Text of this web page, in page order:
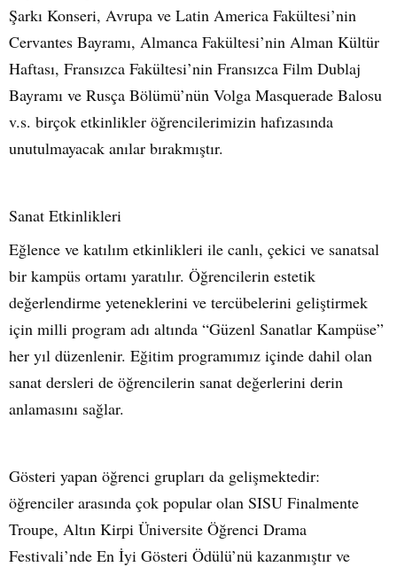
Şarkı Konseri, Avrupa ve Latin America Fakültesi’nin
Cervantes Bayramı, Almanca Fakültesi’nin Alman Kültür
Haftası, Fransızca Fakültesi’nin Fransızca Film Dublaj
Bayramı ve Rusça Bölümü’nün Volga Masquerade Balosu
v.s. birçok etkinlikler öğrencilerimizin hafızasında
unutulmayacak anılar bırakmıştır.
Sanat Etkinlikleri
Eğlence ve katılım etkinlikleri ile canlı, çekici ve sanatsal
bir kampüs ortamı yaratılır. Öğrencilerin estetik
değerlendirme yeteneklerini ve tercübelerini geliştirmek
için milli program adı altında “Güzenl Sanatlar Kampüse”
her yıl düzenlenir. Eğitim programımız içinde dahil olan
sanat dersleri de öğrencilerin sanat değerlerini derin
anlamasını sağlar.
Gösteri yapan öğrenci grupları da gelişmektedir:
öğrenciler arasında çok popular olan SISU Finalmente
Troupe, Altın Kirpi Üniversite Öğrenci Drama
Festivali’nde En İyi Gösteri Ödülü’nü kazanmıştır ve